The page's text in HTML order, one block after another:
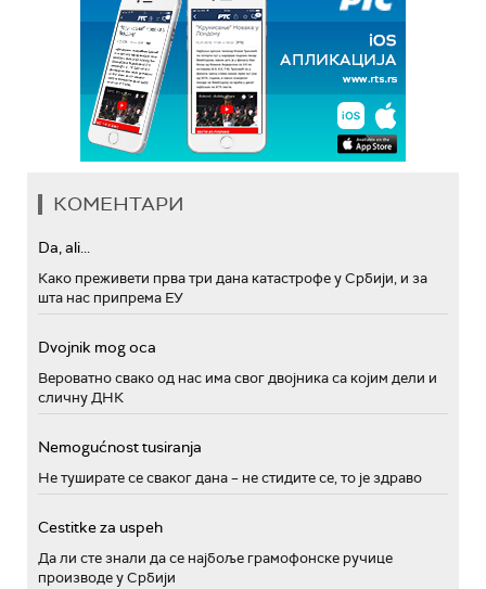
КОМЕНТАРИ
Da, ali...
Како преживети прва три дана катастрофе у Србији, и за
шта нас припрема ЕУ
Dvojnik mog oca
Вероватно свако од нас има свог двојника са којим дели и
сличну ДНК
Nemogućnost tusiranja
Не туширате се сваког дана – не стидите се, то је здраво
Cestitke za uspeh
Да ли сте знали да се најбоље грамофонске ручице
производе у Србији